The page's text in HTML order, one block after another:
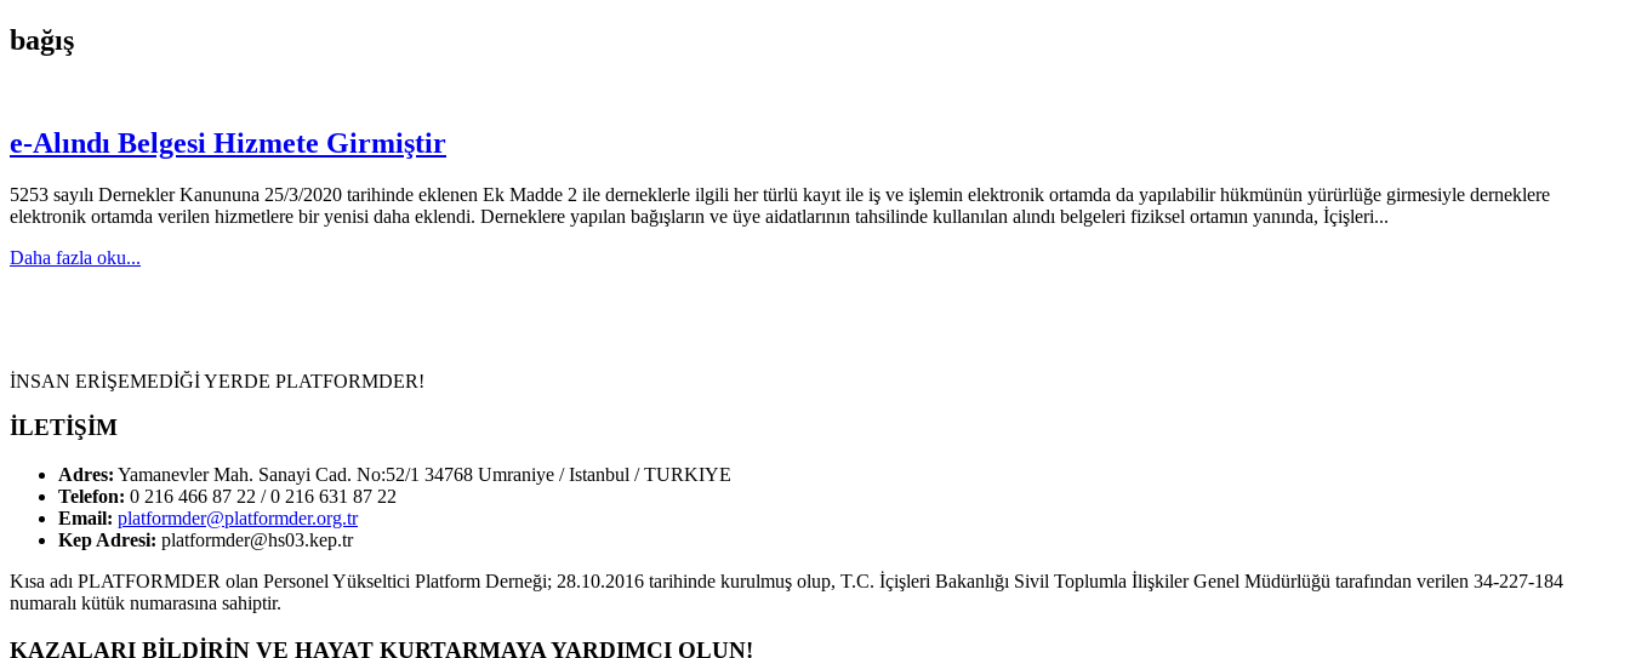
bağış
e-Alındı Belgesi Hizmete Girmiştir
5253 sayılı Dernekler Kanununa 25/3/2020 tarihinde eklenen Ek Madde 2 ile derneklerle ilgili her türlü kayıt ile iş ve işlemin elektronik ortamda da yapılabilir hükmünün yürürlüğe girmesiyle derneklere
elektronik ortamda verilen hizmetlere bir yenisi daha eklendi. Derneklere yapılan bağışların ve üye aidatlarının tahsilinde kullanılan alındı belgeleri fiziksel ortamın yanında, İçişleri...
Daha fazla oku...
İNSAN ERİŞEMEDİĞİ YERDE PLATFORMDER!
İLETİŞİM
Adres: Yamanevler Mah. Sanayi Cad. No:52/1 34768 Umraniye / Istanbul / TURKIYE
Telefon: 0 216 466 87 22 / 0 216 631 87 22
Email: platformder@platformder.org.tr
Kep Adresi: platformder@hs03.kep.tr
Kısa adı PLATFORMDER olan Personel Yükseltici Platform Derneği; 28.10.2016 tarihinde kurulmuş olup, T.C. İçişleri Bakanlığı Sivil Toplumla İlişkiler Genel Müdürlüğü tarafından verilen 34-227-184
numaralı kütük numarasına sahiptir.
KAZALARI BİLDİRİN VE HAYAT KURTARMAYA YARDIMCI OLUN!